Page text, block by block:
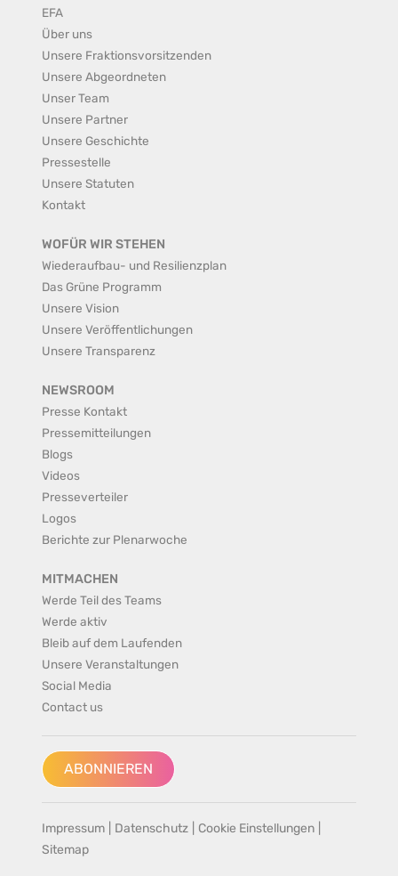
EFA
Über uns
Unsere Fraktionsvorsitzenden
Unsere Abgeordneten
Unser Team
Unsere Partner
Unsere Geschichte
Pressestelle
Unsere Statuten
Kontakt
WOFÜR WIR STEHEN
Wiederaufbau- und Resilienzplan
Das Grüne Programm
Unsere Vision
Unsere Veröffentlichungen
Unsere Transparenz
NEWSROOM
Presse Kontakt
Pressemitteilungen
Blogs
Videos
Presseverteiler
Logos
Berichte zur Plenarwoche
MITMACHEN
Werde Teil des Teams
Werde aktiv
Bleib auf dem Laufenden
Unsere Veranstaltungen
Social Media
Contact us
ABONNIEREN
Impressum Datenschutz Cookie Einstellungen
Sitemap